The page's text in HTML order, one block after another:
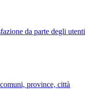
da parte degli utenti
province, città